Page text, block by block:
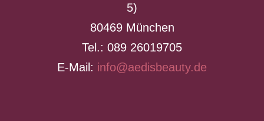
5)
80469 München
Tel.: 089 26019705
E-Mail: info@aedisbeauty.de